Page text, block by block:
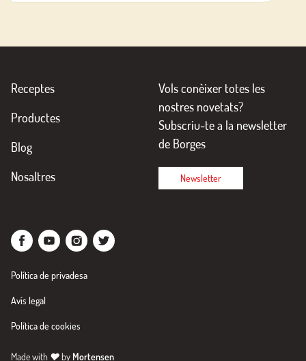
Receptes
Productes
Blog
Nosaltres
Vols conèixer totes les
nostres novetats?
Subscriu-te a la newsletter
de Borges
Newsletter
Política de privadesa
Avís legal
Política de cookies
Made with ♥by Mortensen